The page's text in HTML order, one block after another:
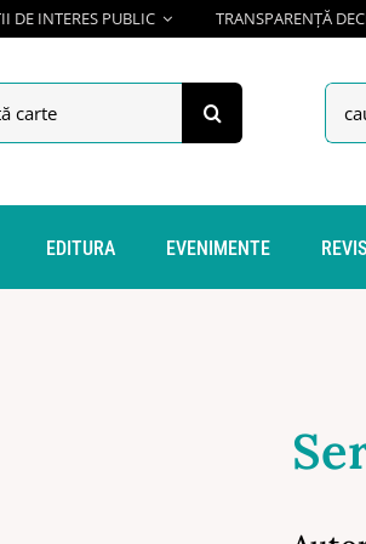
DE INTERES PUBLIC TRANSPARENȚĂ
for:
EDITURA EVENIMENTE